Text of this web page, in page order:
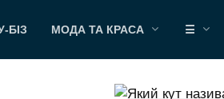
БІЗ МОДА ТА КРАСА ☰